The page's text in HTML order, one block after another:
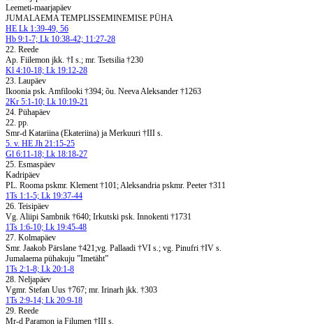
Leemeti-maarjapäev
JUMALAEMA TEMPLISSEMINEMISE PÜHA
HE Lk 1:39-49, 56
Hb 9:1-7; Lk 10:38-42; 11:27-28
22. Reede
Ap. Fiilemon jkk. †I s.; mr. Tsetsilia †230
Kl 4:10-18; Lk 19:12-28
23. Laupäev
Ikoonia psk. Amfilooki †394; õu. Neeva Aleksander †1263
2Kr 5:1-10; Lk 10:19-21
24. Pühapäev
22. pp.
Smr-d Katariina (Ekateriina) ja Merkuuri †III s.
5. v. HE Jh 21:15-25
Gl 6:11-18; Lk 18:18-27
25. Esmaspäev
Kadripäev
PL. Rooma pskmr. Klement †101; Aleksandria pskmr. Peeter †311
1Ts 1:1-5; Lk 19:37-44
26. Teisipäev
Vg. Aliipi Sambnik †640; Irkutski psk. Innokenti †1731
1Ts 1:6-10; Lk 19:45-48
27. Kolmapäev
Smr. Jaakob Pärslane †421;vg. Pallaadi †VI s.; vg. Pinufri †IV s.
Jumalaema pühakuju ”Imetäht”
1Ts 2:1-8; Lk 20:1-8
28. Neljapäev
Vgmr. Stefan Uus †767; mr. Irinarh jkk. †303
1Ts 2:9-14; Lk 20:9-18
29. Reede
Mr-d Paramon ja Filumen †III s.